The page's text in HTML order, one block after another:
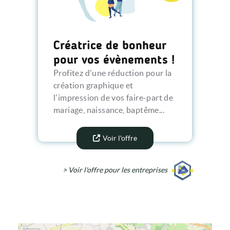
Créatrice de bonheur
pour vos évènements !
Profitez d'une réduction pour la
création graphique et
l'impression de vos faire-part de
mariage, naissance, baptême...
Voir l'offre
> Voir l'offre pour les entreprises